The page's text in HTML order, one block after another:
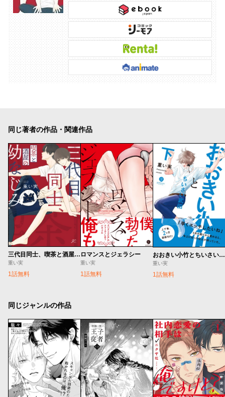
同じ著者の作品・関連作品
三代目同士、喫茶と酒屋の幼なじみ
重い実
1話無料
ロマンスとジェラシー
重い実
1話無料
おおきい小竹とちいさい武田
重い実
1話無料
同じジャンルの作品